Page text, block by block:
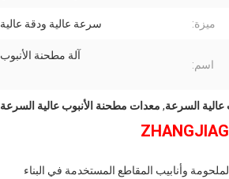
ميزة: سرعة عالية ودقة عالية
اسم:
آلة مطحنة الأنبوب
عالية السرعة, معدات مطحنة الأنبوب عالية السرعة
للأنابيب الفولاذية الملحومة وأنابيب المقاطع المستخدمة في البناء